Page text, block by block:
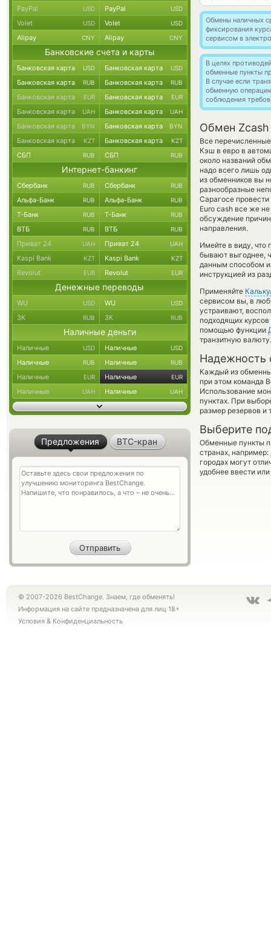
Обмены наличных
фиксирования
сервисом в
В целях
обменные пункты
В случае если
обменную
соблюдения
Обмен Zcash
Все
Кэш в евро в
около названий
надо всего лишь
из обменников вы
разнообразные
Сарагосе
Euro cash все же
обсуждение
направления.
Имейте в виду, что
бывают выгоднее,
данным способом и
инструкцией из
Применяйте
сервисом вы, в
устраивают,
подходящих
помощью функции
транзитную валюту.
Надежность
Каждый из
при этом команда
Использование
пунктах. При
размер резервов и
Выберите
Обменные пункты
странах, например:
городах могут
удобнее ввести
PayPal USD PayPal USD
Volet USD Volet USD
Alipay CNY Alipay CNY
Банковские счета и карты
Банковская карта USD Банковская карта USD
Банковская карта RUB Банковская карта RUB
Банковская карта EUR Банковская карта EUR
Банковская карта UAH Банковская карта UAH
Банковская карта BYN Банковская карта BYN
Банковская карта KZT Банковская карта KZT
СБП RUB СБП RUB
Интернет-банкинг
Сбербанк RUB Сбербанк RUB
Альфа-Банк RUB Альфа-Банк RUB
Т-Банк RUB Т-Банк RUB
ВТБ RUB ВТБ RUB
Приват 24 UAH Приват 24 UAH
Kaspi Bank KZT Kaspi Bank KZT
Revolut EUR Revolut EUR
Денежные переводы
WU USD WU USD
ЗК RUB ЗК RUB
Наличные деньги
Наличные USD Наличные USD
Наличные RUB Наличные RUB
Наличные EUR Наличные EUR
Наличные UAH Наличные UAH
Предложения BTC-кран
© 2007-2026 BestChange. Знаем, где обменять!
Информация на сайте предназначена для лиц 18+
Условия & Конфиденциальность